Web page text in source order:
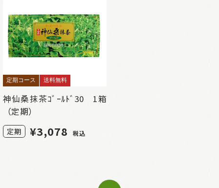
定期コース 送料無料
神仙桑抹茶ｺﾞｰﾙﾄﾞ30 1箱
（定期）
定期 ¥3,078 税込